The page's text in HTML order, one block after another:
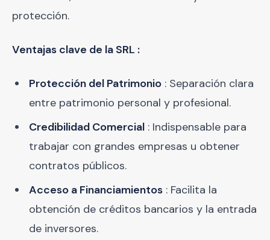
protección.
Ventajas clave de la SRL :
Protección del Patrimonio : Separación clara
entre patrimonio personal y profesional.
Credibilidad Comercial : Indispensable para
trabajar con grandes empresas u obtener
contratos públicos.
Acceso a Financiamientos : Facilita la
obtención de créditos bancarios y la entrada
de inversores.